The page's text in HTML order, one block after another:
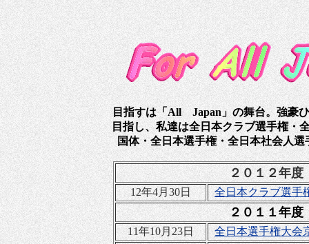
目指すは「All Japan」の舞台。強豪
目指し、私達は全日本クラブ選手権・
国体・全日本選手権・全日本社会人
２０１２年度
12年4月30日 全日本クラブ選手
２０１１年度
11年10月23日
全日本選手権大会